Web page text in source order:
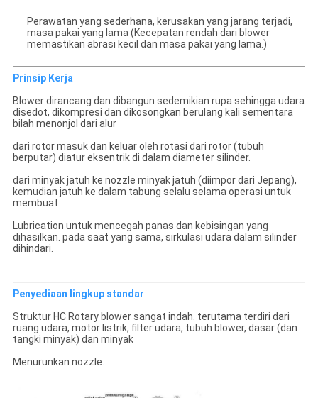
Perawatan yang sederhana, kerusakan yang jarang terjadi,
masa pakai yang lama (Kecepatan rendah dari blower
memastikan abrasi kecil dan masa pakai yang lama.)
Prinsip Kerja
Blower dirancang dan dibangun sedemikian rupa sehingga udara
disedot, dikompresi dan dikosongkan berulang kali sementara
bilah menonjol dari alur
dari rotor masuk dan keluar oleh rotasi dari rotor (tubuh
berputar) diatur eksentrik di dalam diameter silinder.
dari minyak jatuh ke nozzle minyak jatuh (diimpor dari Jepang),
kemudian jatuh ke dalam tabung selalu selama operasi untuk
membuat
Lubrication untuk mencegah panas dan kebisingan yang
dihasilkan. pada saat yang sama, sirkulasi udara dalam silinder
dihindari.
Penyediaan lingkup standar
Struktur HC Rotary blower sangat indah. terutama terdiri dari
ruang udara, motor listrik, filter udara, tubuh blower, dasar (dan
tangki minyak) dan minyak
Menurunkan nozzle.